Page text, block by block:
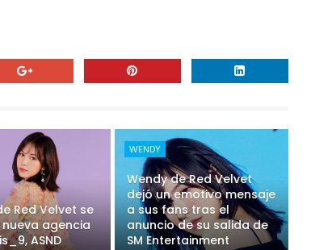
Red Velvet se
agencia
ASND
WENDY
Wendy de Red Velvet
dejó un emotivo mensaje
a sus fans tras el
anuncio de su salida de
SM Entertainment